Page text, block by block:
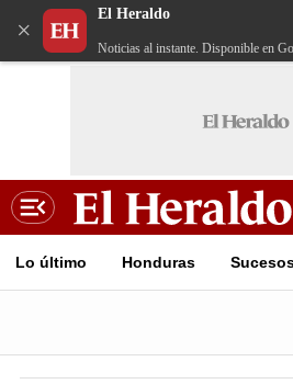
×
El Heraldo
Noticias al instante. Disponible en
Lo último Honduras